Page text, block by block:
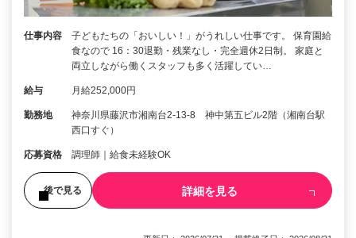
仕事内容
子どもたちの「おいしい！」がうれしい仕事です。 保育園給
食なので 16：30退勤・残業なし・完全週休2日制。 家庭と
両立しながら働くスタッフも多く活躍してい…
給与 月給252,000円
勤務地
神奈川県藤沢市湘南台2-13-8 神中第五ビル2階（湘南台駅
西口すぐ）
応募資格 調理師｜給食未経験OK
後で見る 詳細を見る